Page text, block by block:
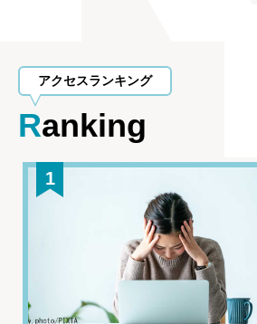
アクセスランキング
Ranking
1